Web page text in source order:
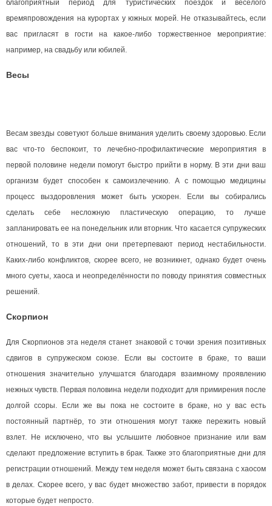
благоприятный период для туристических поездок и веселого
времяпровождения на курортах у южных морей. Не отказывайтесь, если
вас пригласят в гости на какое-либо торжественное мероприятие:
например, на свадьбу или юбилей.
Весы
Весам звезды советуют больше внимания уделить своему здоровью. Если
вас что-то беспокоит, то лечебно-профилактические мероприятия в
первой половине недели помогут быстро прийти в норму. В эти дни ваш
организм будет способен к самоизлечению. А с помощью медицины
процесс выздоровления может быть ускорен. Если вы собирались
сделать себе несложную пластическую операцию, то лучше
запланировать ее на понедельник или вторник. Что касается супружеских
отношений, то в эти дни они претерпевают период нестабильности.
Каких-либо конфликтов, скорее всего, не возникнет, однако будет очень
много суеты, хаоса и неопределённости по поводу принятия совместных
решений.
Скорпион
Для Скорпионов эта неделя станет знаковой с точки зрения позитивных
сдвигов в супружеском союзе. Если вы состоите в браке, то ваши
отношения значительно улучшатся благодаря взаимному проявлению
нежных чувств. Первая половина недели подходит для примирения после
долгой ссоры. Если же вы пока не состоите в браке, но у вас есть
постоянный партнёр, то эти отношения могут также пережить новый
взлет. Не исключено, что вы услышите любовное признание или вам
сделают предложение вступить в брак. Также это благоприятные дни для
регистрации отношений. Между тем неделя может быть связана с хаосом
в делах. Скорее всего, у вас будет множество забот, привести в порядок
которые будет непросто.